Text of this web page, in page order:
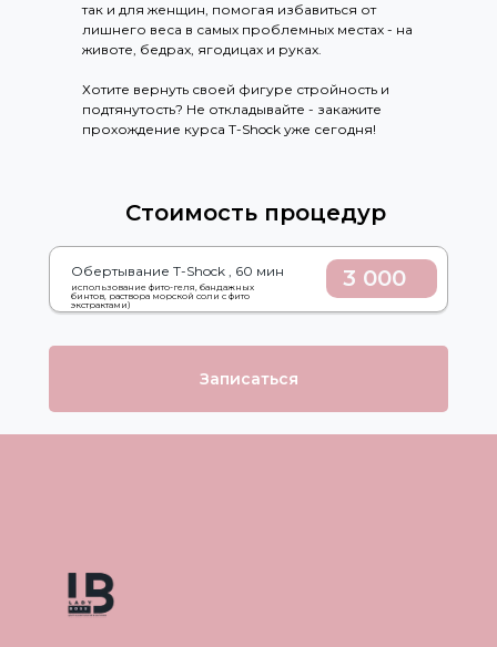
3 000
Обертывание T-Shock , 60 мин
Записаться
Стоимость процедур
использование фито-геля, бандажных
бинтов, раствора морской соли с фито
экстрактами)
так и для женщин, помогая избавиться от
лишнего веса в самых проблемных местах - на
животе, бедрах, ягодицах и руках.
Хотите вернуть своей фигуре стройность и
подтянутость? Не откладывайте - закажите
прохождение курса T-Shock уже сегодня!